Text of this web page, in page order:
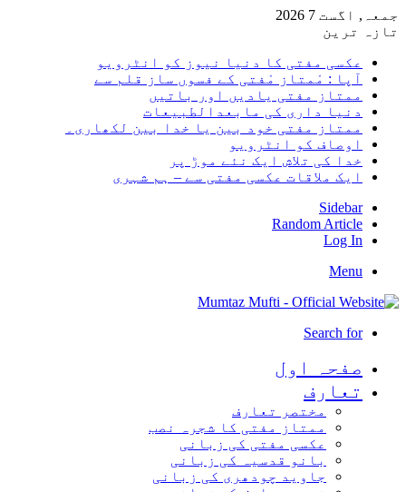
جمعہ, اگست 7 2026
تازہ ترین
عکسی مفتی کا دنیا نیوز کو انٹرویو
آپا : مْمتاز مْفتی کے فسوں ساز قلم سے
ممتاز مفتی یادیں اور باتیں
دنیا داری کی مابعدالطبیعات
ممتاز مفتی خود بین یا خدا بین لکھاری۔
اوصاف کو انٹرویو
خدا کی تلاش ایک نئے موڑ پر
ایک ملاقات عکسی مفتی سے – ہم شہری
Sidebar
Random Article
Log In
Menu
Search for
صفحہ اول
تعارف
مختصر تعارف
ممتاز مفتی کا شجرہ نصب
عکسی مفتی کی زبانی
بانو قدسیہ کی زبانی
جاوید چودھری کی زبانی